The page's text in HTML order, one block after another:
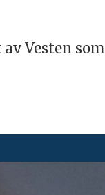
Vesten som